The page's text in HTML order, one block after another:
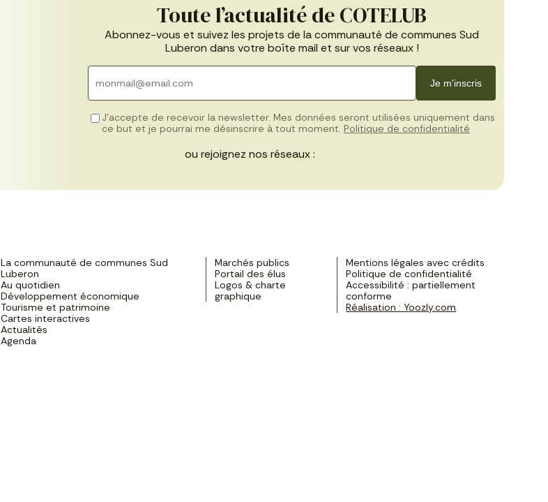
Toute l’actualité de COTELUB
Abonnez-vous et suivez les projets de la communauté de communes Sud
Luberon dans votre boîte mail et sur vos réseaux !
Je m'inscris
J’accepte de recevoir la newsletter. Mes données seront utilisées uniquement dans
ce but et je pourrai me désinscrire à tout moment. Politique de confidentialité
ou rejoignez nos réseaux :
La communauté de communes Sud
Luberon
Au quotidien
Développement économique
Tourisme et patrimoine
Cartes interactives
Actualités
Agenda
Marchés publics
Portail des élus
Logos & charte
graphique
Mentions légales avec crédits
Politique de confidentialité
Accessibilité : partiellement
conforme
Réalisation : Yoozly.com